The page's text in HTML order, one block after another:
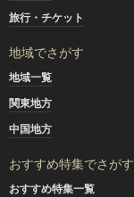
旅行・チケット
地域でさがす
地域一覧
関東地方
中国地方
おすすめ特集でさがす
おすすめ特集一覧